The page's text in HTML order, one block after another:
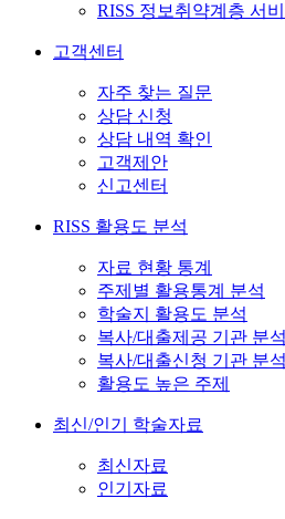
RISS 정보취약계층 서
고객센터
자주 찾는 질문
상담 신청
상담 내역 확인
고객제안
신고센터
RISS 활용도 분석
자료 현황 통계
주제별 활용통계 분석
학술지 활용도 분석
복사/대출제공 기관 분석
복사/대출신청 기관 분석
활용도 높은 주제
최신/인기 학술자료
최신자료
인기자료